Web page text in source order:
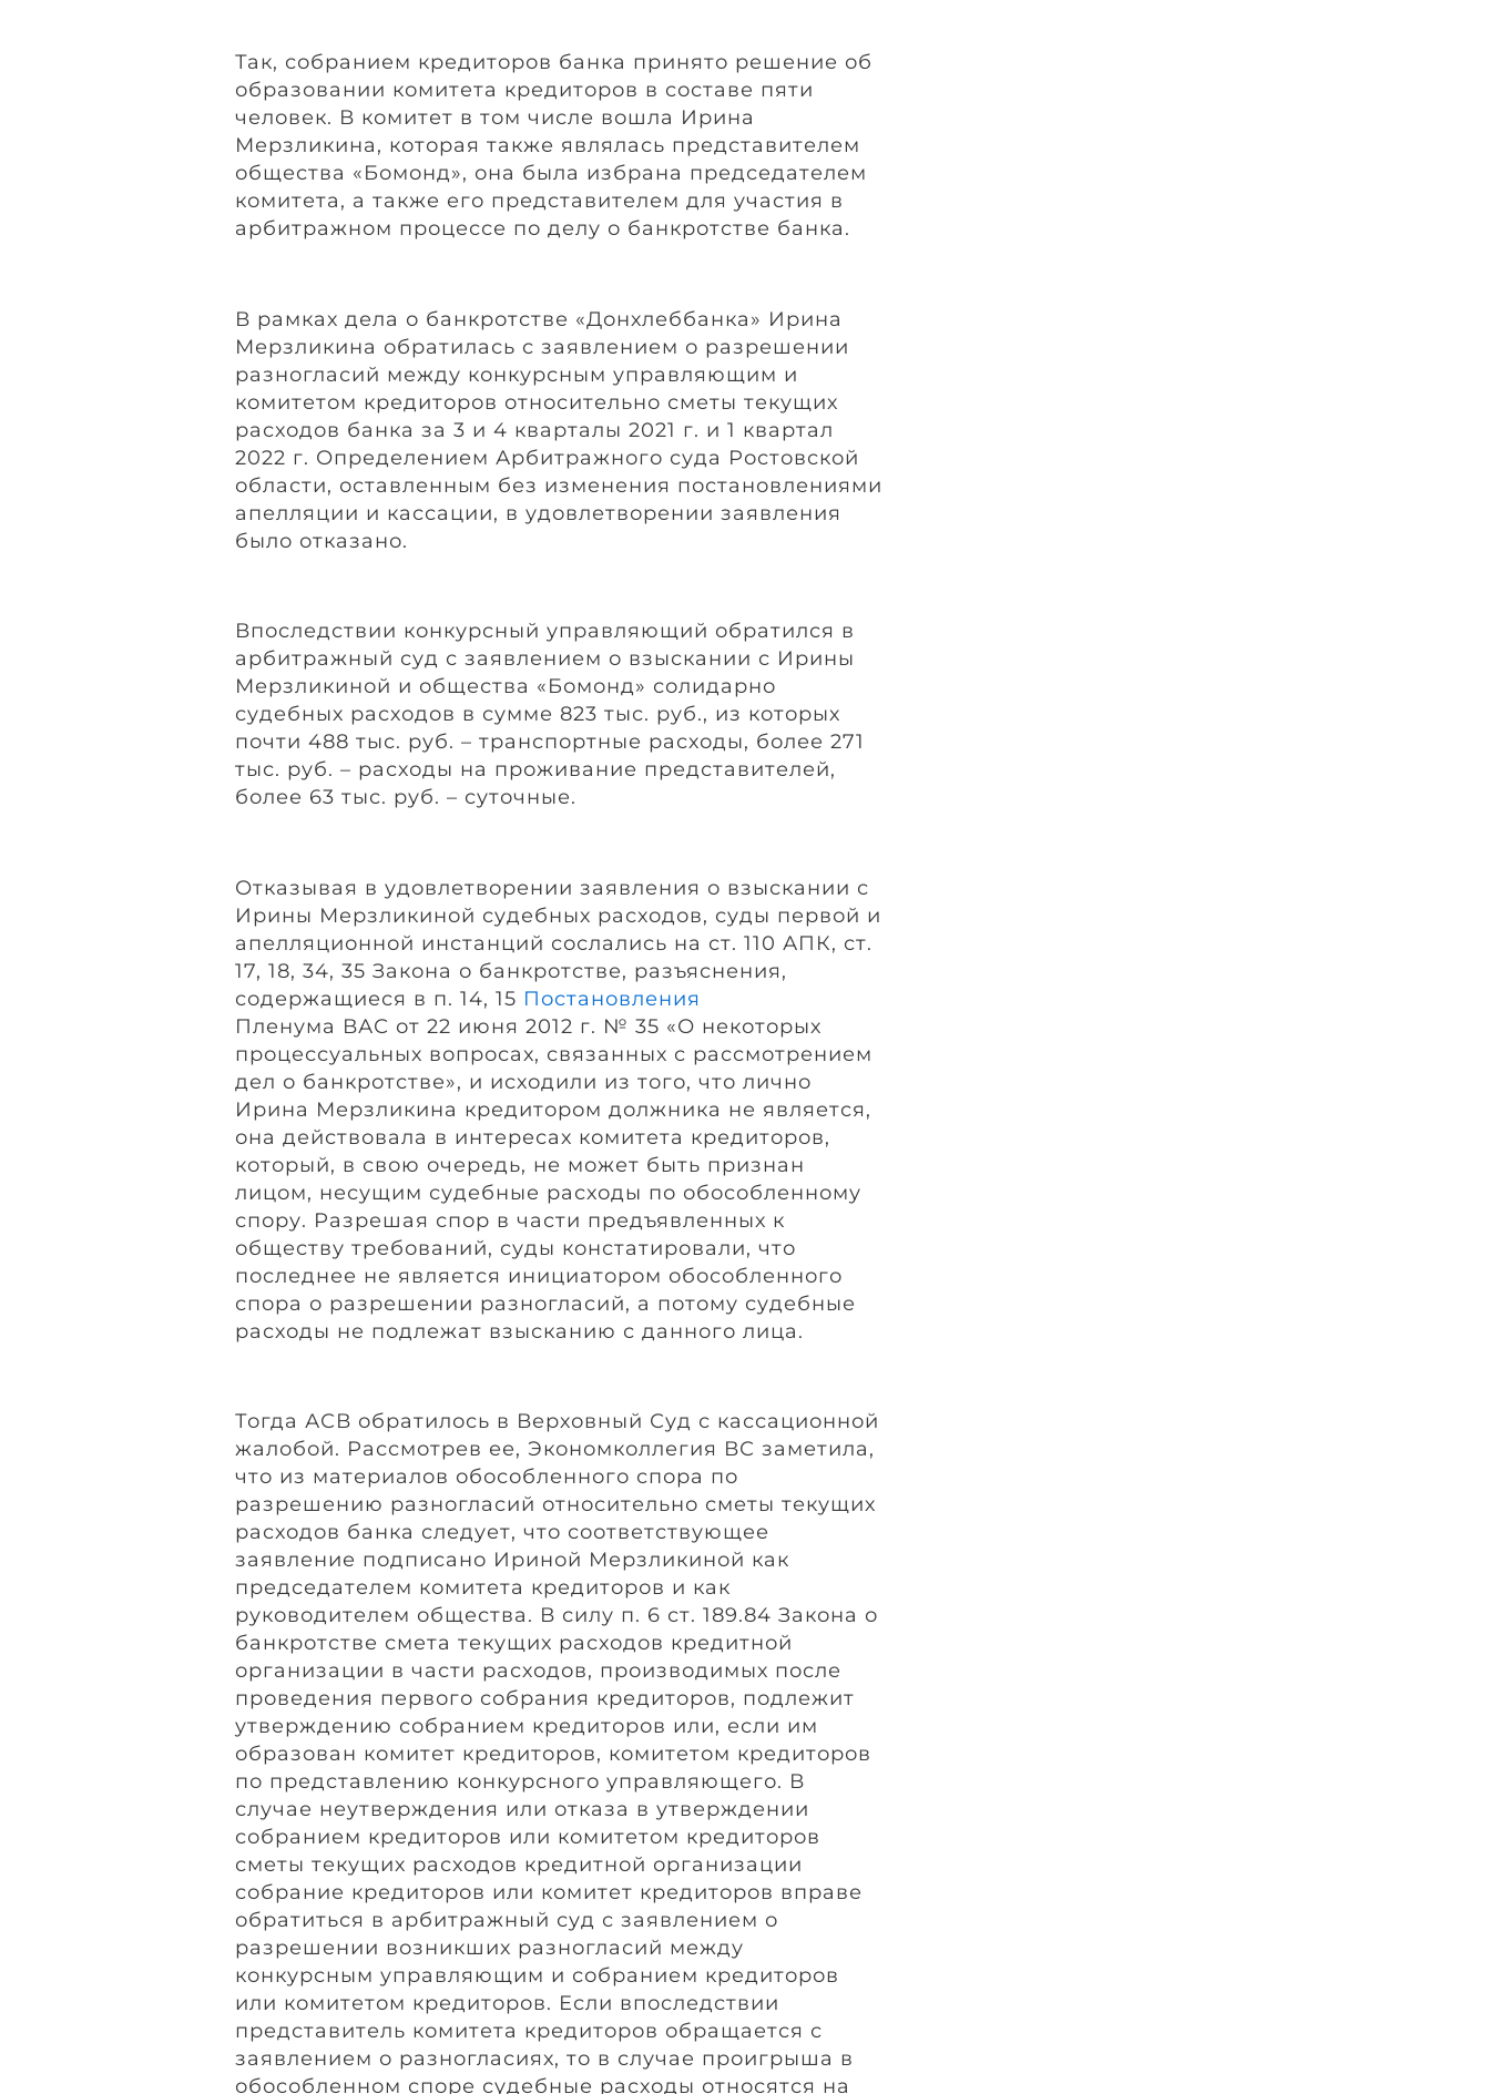
Так, собранием кредиторов банка принято решение об
образовании комитета кредиторов в составе пяти
человек. В комитет в том числе вошла Ирина
Мерзликина, которая также являлась представителем
общества «Бомонд», она была избрана председателем
комитета, а также его представителем для участия в
арбитражном процессе по делу о банкротстве банка.
В рамках дела о банкротстве «Донхлеббанка» Ирина
Мерзликина обратилась с заявлением о разрешении
разногласий между конкурсным управляющим и
комитетом кредиторов относительно сметы текущих
расходов банка за 3 и 4 кварталы 2021 г. и 1 квартал
2022 г. Определением Арбитражного суда Ростовской
области, оставленным без изменения постановлениями
апелляции и кассации, в удовлетворении заявления
было отказано.
Впоследствии конкурсный управляющий обратился в
арбитражный суд с заявлением о взыскании с Ирины
Мерзликиной и общества «Бомонд» солидарно
судебных расходов в сумме 823 тыс. руб., из которых
почти 488 тыс. руб. – транспортные расходы, более 271
тыс. руб. – расходы на проживание представителей,
более 63 тыс. руб. – суточные.
Отказывая в удовлетворении заявления о взыскании с
Ирины Мерзликиной судебных расходов, суды первой и
апелляционной инстанций сослались на ст. 110 АПК, ст.
17, 18, 34, 35 Закона о банкротстве, разъяснения,
содержащиеся в п. 14, 15 Постановления
Пленума ВАС от 22 июня 2012 г. № 35 «О некоторых
процессуальных вопросах, связанных с рассмотрением
дел о банкротстве», и исходили из того, что лично
Ирина Мерзликина кредитором должника не является,
она действовала в интересах комитета кредиторов,
который, в свою очередь, не может быть признан
лицом, несущим судебные расходы по обособленному
спору. Разрешая спор в части предъявленных к
обществу требований, суды констатировали, что
последнее не является инициатором обособленного
спора о разрешении разногласий, а потому судебные
расходы не подлежат взысканию с данного лица.
Тогда АСВ обратилось в Верховный Суд с кассационной
жалобой. Рассмотрев ее, Экономколлегия ВС заметила,
что из материалов обособленного спора по
разрешению разногласий относительно сметы текущих
расходов банка следует, что соответствующее
заявление подписано Ириной Мерзликиной как
председателем комитета кредиторов и как
руководителем общества. В силу п. 6 ст. 189.84 Закона о
банкротстве смета текущих расходов кредитной
организации в части расходов, производимых после
проведения первого собрания кредиторов, подлежит
утверждению собранием кредиторов или, если им
образован комитет кредиторов, комитетом кредиторов
по представлению конкурсного управляющего. В
случае неутверждения или отказа в утверждении
собранием кредиторов или комитетом кредиторов
сметы текущих расходов кредитной организации
собрание кредиторов или комитет кредиторов вправе
обратиться в арбитражный суд с заявлением о
разрешении возникших разногласий между
конкурсным управляющим и собранием кредиторов
или комитетом кредиторов. Если впоследствии
представитель комитета кредиторов обращается с
заявлением о разногласиях, то в случае проигрыша в
обособленном споре судебные расходы относятся на